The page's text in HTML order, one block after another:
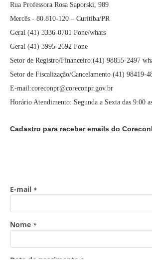
Rua Professora Rosa Saporski, 989
Mercês - 80.810-120 – Curitiba/PR
Geral (41) 3336-0701 Fone/whats
Geral (41) 3995-2692 Fone
Setor de Registro/Financeiro (41) 98855-2497
Setor de Fiscalização/Cancelamento (41) 98419-
E-mail:coreconpr@coreconpr.gov.br
Horário Atendimento: Segunda a Sexta das 9:00
Cadastro para receber emails do